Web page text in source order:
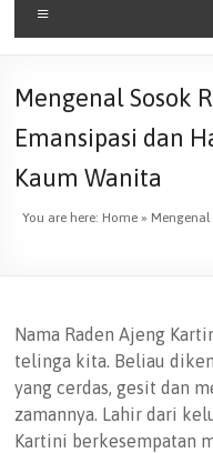
Pendidikan
Pondok
Pesantren
Pabelan
Mengenal Sosok
Emansipasi dan
Kaum Wanita
You are here: Home» Mengenal
Nama Raden Ajeng
telinga kita. Beliau
yang cerdas, gesit dan
zamannya. Lahir dari
Kartini berkesempatan